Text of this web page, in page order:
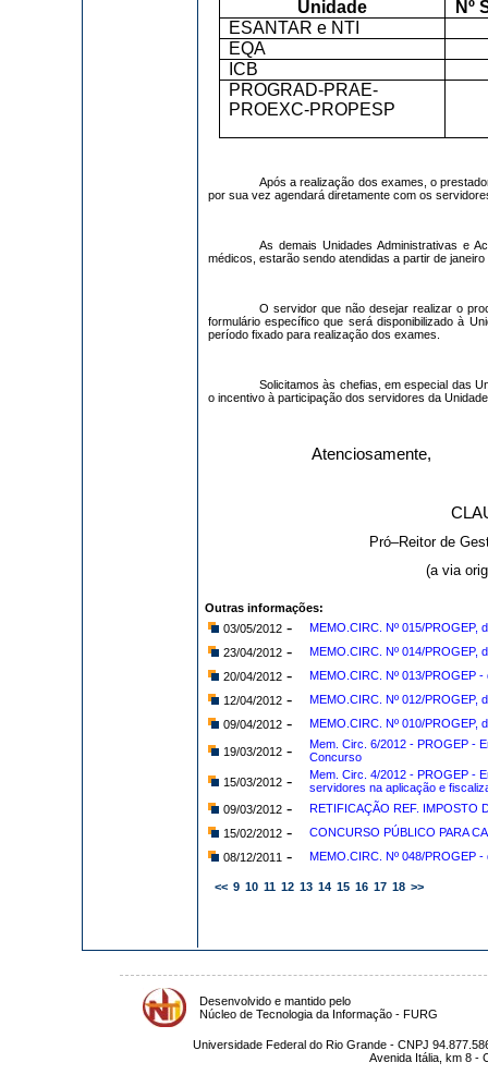
Unidade
Nº
ESANTAR e NTI
EQA
ICB
PROGRAD-PRAE-
PROEXC-PROPESP
Após a realização dos exames, o
por sua vez agendará diretamente com os
As demais Unidades Administrativas e
médicos, estarão sendo atendidas a partir de janeiro
O servidor que não desejar realizar o
formulário específico que será disponibilizado à
período fixado para realização dos exames.
Solicitamos às chefias, em especial das
o incentivo à participação dos servidores da
Atenciosamente,
Pró–Reitor de
(a via
Outras informações:
03/05/2012-
MEMO.CIRC. Nº 015/PROGEP,
23/04/2012-
MEMO.CIRC. Nº 014/PROGEP,
20/04/2012-
MEMO.CIRC. Nº 013/PROGEP
12/04/2012-
MEMO.CIRC. Nº 012/PROGEP,
09/04/2012- MEMO.CIRC. Nº 010/PROGEP,
19/03/2012-
Mem. Circ. 6/2012 - PROGEP -
Concurso
15/03/2012-
Mem. Circ. 4/2012 - PROGEP -
servidores na aplicação e
09/03/2012-
RETIFICAÇÃO REF. IMPOSTO
15/02/2012-
CONCURSO PÚBLICO PARA
08/12/2011 - MEMO.CIRC. Nº 048/PROGEP
<< 9 10 11 12 13 14 15 16 17 18 >>
Desenvolvido e mantido pelo
Núcleo de Tecnologia da Informação - FURG
Universidade Federal do Rio Grande - CNPJ
Avenida Itália, km 8 -